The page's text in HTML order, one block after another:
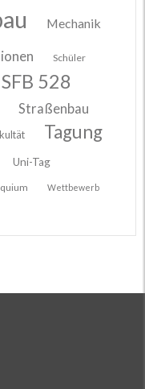
Mechanik
Schüler
SFB 528
Straßenbau
Tagung
Uni-Tag
Wettbewerb